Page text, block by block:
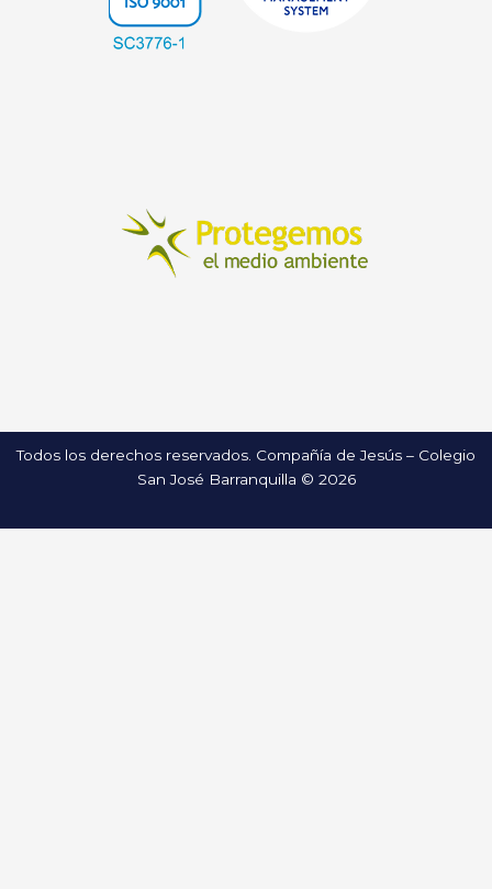
Todos los derechos reservados. Compañía de Jesús – Colegio
San José Barranquilla © 2026